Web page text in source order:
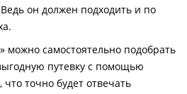
он должен подходить и по
можно самостоятельно подобрать
путевку с помощью
точно будет отвечать